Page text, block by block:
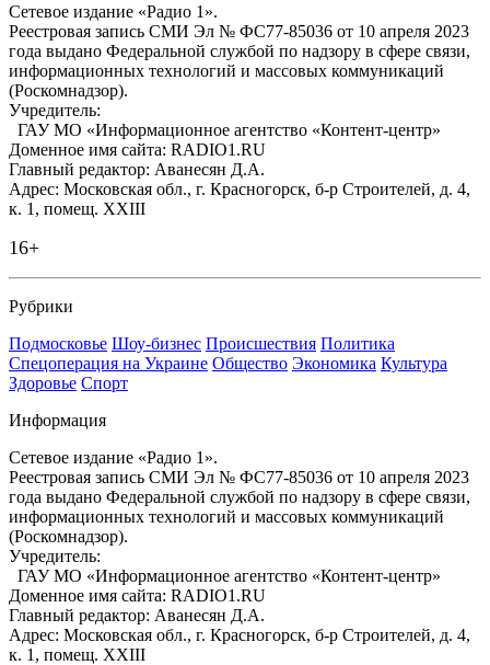
Сетевое издание «Радио 1».
Реестровая запись СМИ Эл № ФС77-85036 от 10 апреля 2023
года выдано Федеральной службой по надзору в сфере связи,
информационных технологий и массовых коммуникаций
(Роскомнадзор).
Учредитель:
ГАУ МО «Информационное агентство «Контент-центр»
Доменное имя сайта: RADIO1.RU
Главный редактор: Аванесян Д.А.
Адрес: Московская обл., г. Красногорск, б-р Строителей, д. 4,
к. 1, помещ. XXIII
16+
Рубрики
Подмосковье Шоу-бизнес Происшествия Политика
Спецоперация на Украине Общество Экономика Культура
Здоровье Спорт
Информация
Сетевое издание «Радио 1».
Реестровая запись СМИ Эл № ФС77-85036 от 10 апреля 2023
года выдано Федеральной службой по надзору в сфере связи,
информационных технологий и массовых коммуникаций
(Роскомнадзор).
Учредитель:
ГАУ МО «Информационное агентство «Контент-центр»
Доменное имя сайта: RADIO1.RU
Главный редактор: Аванесян Д.А.
Адрес: Московская обл., г. Красногорск, б-р Строителей, д. 4,
к. 1, помещ. XXIII